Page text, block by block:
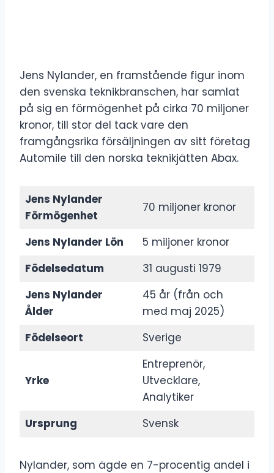
Jens Nylander, en framstående figur inom
den svenska teknikbranschen, har samlat
på sig en förmögenhet på cirka 70 miljoner
kronor, till stor del tack vare den
framgångsrika försäljningen av sitt företag
Automile till den norska teknikjätten Abax.
Jens Nylander
Förmögenhet
70 miljoner kronor
Jens Nylander Lön
5 miljoner kronor
Födelsedatum
31 augusti 1979
Jens Nylander
Ålder
45 år (från och
med maj 2025)
Födelseort
Sverige
Yrke
Entreprenör,
Utvecklare,
Analytiker
Ursprung
Svensk
Nylander, som ägde en 7-procentig andel i